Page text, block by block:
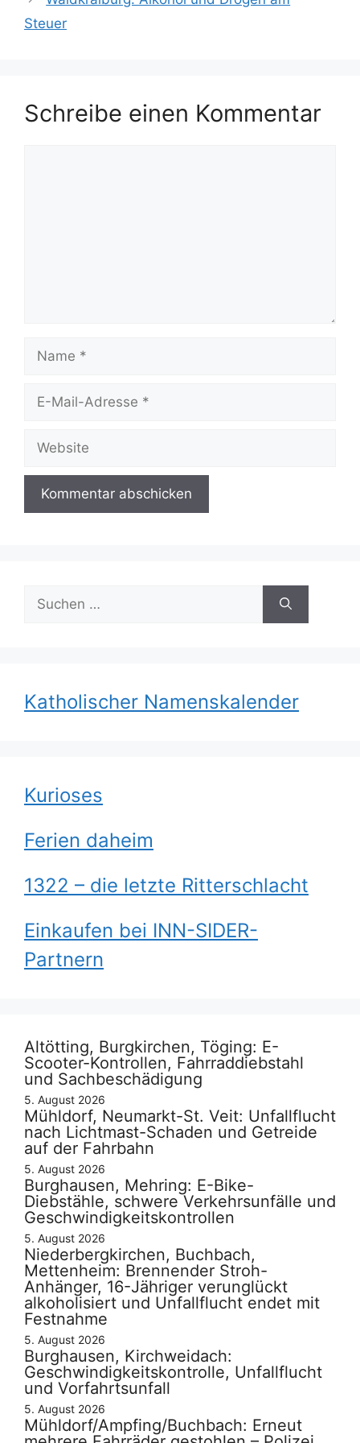
Steuer
Schreibe einen Kommentar
Name
Website
Suchen
nach:
Katholischer Namenskalender
Kurioses
Ferien daheim
1322 – die letzte Ritterschlacht
Einkaufen bei INN-SIDER-
Partnern
Altötting, Burgkirchen, Töging: E-
Scooter-Kontrollen, Fahrraddiebstahl
und Sachbeschädigung
5. August 2026
Mühldorf, Neumarkt-St. Veit: Unfallflucht
nach Lichtmast-Schaden und Getreide
auf der Fahrbahn
5. August 2026
Burghausen, Mehring: E-Bike-
Diebstähle, schwere Verkehrsunfälle und
Geschwindigkeitskontrollen
5. August 2026
Niederbergkirchen, Buchbach,
Mettenheim: Brennender Stroh-
Anhänger, 16-Jähriger verunglückt
alkoholisiert und Unfallflucht endet mit
Festnahme
5. August 2026
Burghausen, Kirchweidach:
Geschwindigkeitskontrolle, Unfallflucht
und Vorfahrtsunfall
5. August 2026
Mühldorf/Ampfing/Buchbach: Erneut